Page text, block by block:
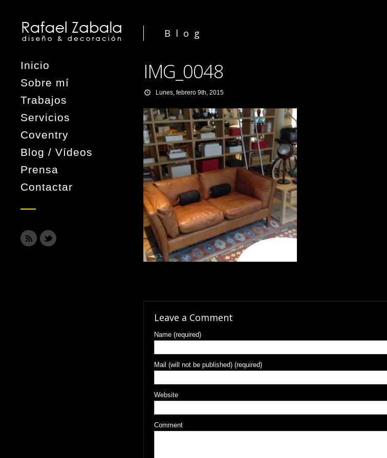
Inicio
Sobre mí
Trabajos
Servicios
Coventry
Blog / Vídeos
Prensa
Contactar
Blog
IMG_0048
Lunes, febrero 9th, 2015
Leave a Comment
Name (required)
Mail (will not be published) (required)
Website
Comment